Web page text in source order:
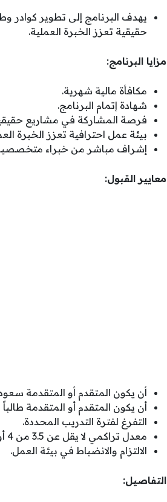
يهدف البرنامج إلى تطوير كوادر
حقيقية تعزز الخبرة العملية.
مزايا البرنامج:
مكافأة مالية شهرية.
شهادة إتمام البرنامج.
فرصة المشاركة في مشاريع
بيئة عمل احترافية تعزز الخبرة
إشراف مباشر من خبراء
معايير القبول:
أن يكون المتقدم أو المتقدمة
أن يكون المتقدم أو المتقدمة
التفرغ لفترة التدريب المحددة.
معدل تراكمي لا يقل عن 3.5 من 4 أو 4.5 من 5.
الالتزام والانضباط في بيئة العمل.
التفاصيل: